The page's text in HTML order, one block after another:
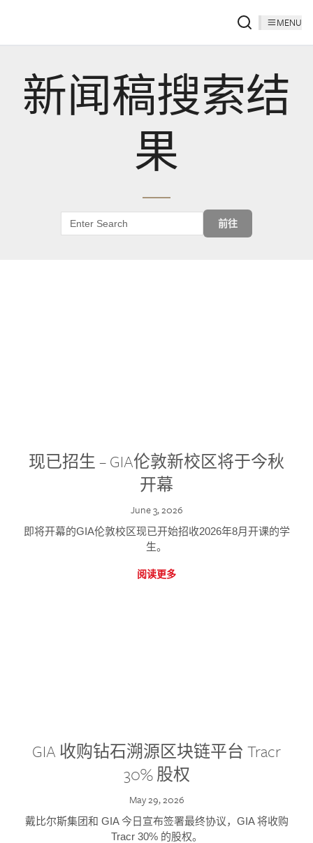
MENU
新闻稿搜索结
果
前往
现已招生 – GIA伦敦新校区将于今秋
开幕
June 3, 2026
即将开幕的GIA伦敦校区现已开始招收2026年8月开课的学
生。
阅读更多
GIA 收购钻石溯源区块链平台 Tracr
30% 股权
May 29, 2026
戴比尔斯集团和 GIA 今日宣布签署最终协议，GIA 将收购
Tracr 30% 的股权。